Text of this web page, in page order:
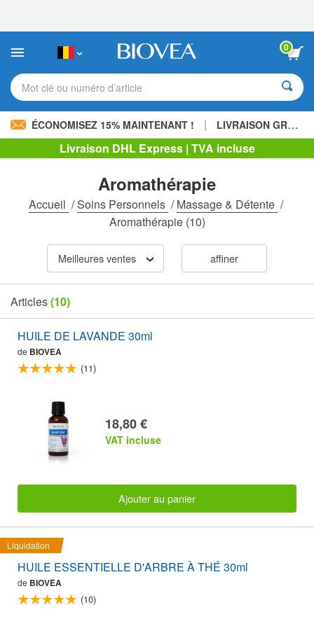
:
site
comprend
un
d'accessibilité.
0
Mot clé ou numéro d’article
ÉCONOMISEZ 15% MAINTENANT ! | LIVRAISON GRATUITE
Livraison DHL Express | TVA incluse
Aromathérapie
Accueil /Soins Personnels /Massage & Détente /
Aromathérapie(10)
Meilleures ventes affiner
Articles(10)
HUILE DE LAVANDE 30ml
de BIOVEA
(11)
18,80 €
VAT incluse
Ajouter au panier
Liquidation
HUILE ESSENTIELLE D'ARBRE À THÉ 30ml
de BIOVEA
(10)